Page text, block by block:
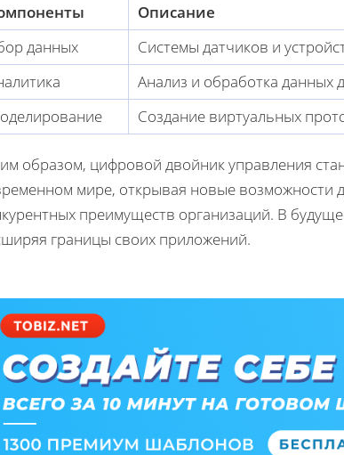
Описание
данных
Системы датчиков и
Анализ и обработка данных
Создание виртуальных
образом, цифровой двойник управления
мире, открывая новые возможности
преимуществ организаций. В
границы своих приложений.